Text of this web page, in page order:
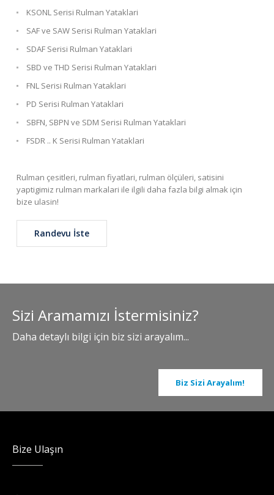
KSONL Serisi Rulman Yataklari
SAF ve SAW Serisi Rulman Yataklari
SDAF Serisi Rulman Yataklari
SBD ve THD Serisi Rulman Yataklari
FNL Serisi Rulman Yataklari
PD Serisi Rulman Yataklari
SBFN, SBPN ve SDM Serisi Rulman Yataklari
FSDR .. K Serisi Rulman Yataklari
Rulman çesitleri, rulman fiyatlari, rulman ölçüleri, satisini
yaptigimiz rulman markalari ile ilgili daha fazla bilgi almak için
bize ulasin!
Randevu İste
Sizi Aramamızı İstermisiniz?
Daha detaylı bilgi için biz sizi arayalım...
Biz Sizi Arayalım!
Bize Ulaşın